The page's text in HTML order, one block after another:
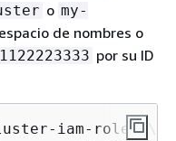
o my-
de nombres o
por su ID
iam-roles \